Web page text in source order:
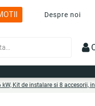
Despre noi
Kit de instalare si 8 accesorii,